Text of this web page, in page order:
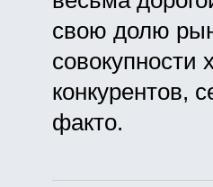
свою долю
совокупности
конкурентов,
факто.